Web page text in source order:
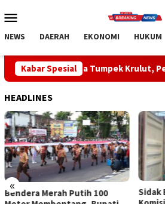
ke
Mobile
NEWS DAERAH EKONOMI HUKUM
Kabar Spesial
Tumpek Krulut, Pemkab Bangli
HEADLINES
«
Sidak Bea Cukai Ngurah Rai,